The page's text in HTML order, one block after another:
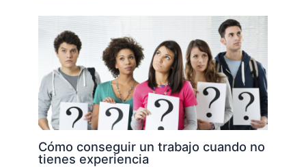
Cómo conseguir un trabajo cuando no
tienes experiencia